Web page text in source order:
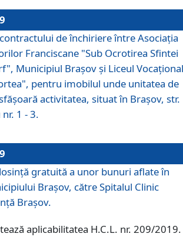
de închiriere între Asociația
Franciscane "Sub Ocrotirea Sfintei
Municipiul Braşov şi Liceul
pentru imobilul unde unitatea de
activitatea, situat în Braşov, str.
1 - 3.
gratuită a unor bunuri aflate în
Braşov, către Spitalul Clinic
Braşov.
aplicabilitatea H.C.L. nr. 209/2019.